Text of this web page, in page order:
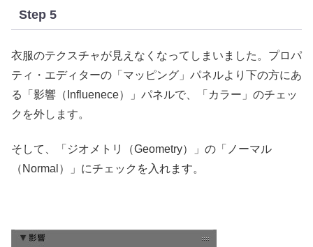
Step 5
衣服のテクスチャが見えなくなってしまいました。プロパ
ティ・エディターの「マッピング」パネルより下の方にあ
る「影響（Influenece）」パネルで、「カラー」のチェッ
クを外します。
そして、「ジオメトリ（Geometry）」の「ノーマル
（Normal）」にチェックを入れます。